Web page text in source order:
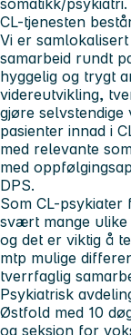
CL-tjenesten
Vi er
samarbeid rundt
hyggelig og trygt
videreutvikling,
gjøre
pasienter innad i
med relevante
med
DPS.
Som CL-psykiater
svært mange ulike
og det er viktig å
mtp mulige
tverrfaglig
Psykiatrisk
Østfold med 10
og seksjon for